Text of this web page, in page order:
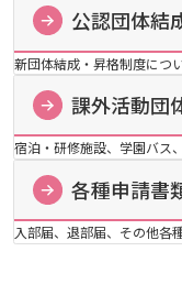
カリキュラム
療・総合リハ
カリキュラム
カリキュラム
ディプロマ
ディプロマ・
大学院ディプ
大学院ディプ
学生）
学長メッセージ
大学章と大学旗
UI（ユニバーシ
大学歌
教職課程につい
自己点検・評価
薬学部薬学科
文部科学省への
告書
宿泊施設
東広島キャン
基盤教育センタ
講座のご案内
専門職連携教育
広国IPEとは
情報メディア
研究倫理
連携・協定につ
研究情報の公開
子ども向け体
科目等履修生制
広島国際大学
健幸ステーショ
広国市民大学
学生短期海外研
海外専門研修
国際交流イベン
アジア介護・福
JP（日本語）
公認団体結
新団体結成・昇格制度につ
課外活動団
宿泊・研修施設、学園バス
各種申請書
入部届、退部届、その他各
生活上の注意
アルバイトの紹
通学
大学運行バス
東広島キャンパ
呉キャンパス
定期健康診断に
薬物乱用防止に
学生寮・国際会
学生研修棟部屋
入学宣誓式
学位記・修了証
大学祭
関連情報
基盤教育センタ